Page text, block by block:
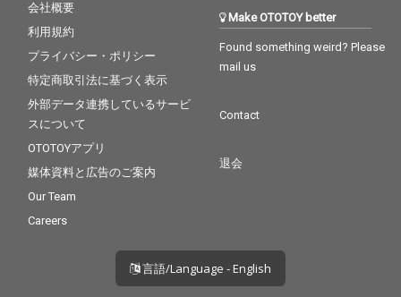
会社概要
利用規約
プライバシー・ポリシー
特定商取引法に基づく表示
外部データ連携しているサービ
スについて
OTOTOYアプリ
媒体資料と広告のご案内
Our Team
Careers
Make OTOTOY better
Found something weird? Please
mail us
Contact
退会
言語/Language - English